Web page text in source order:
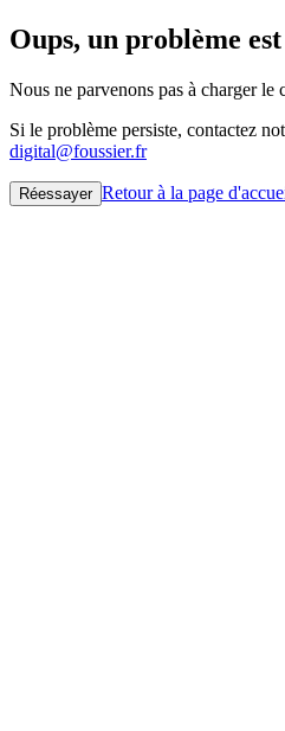
Oups, un problème
Nous ne parvenons pas à charger le
Si le problème persiste, contactez
digital@foussier.fr
Réessayer Retour à la page